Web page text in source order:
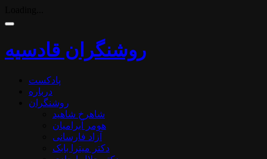
روشنگران قادسیه
پادکست
درباره
روشنگران
شاهرخ شاهید
هومر آبرامیان
آزاد فارسانی
دکتر میترا بابک